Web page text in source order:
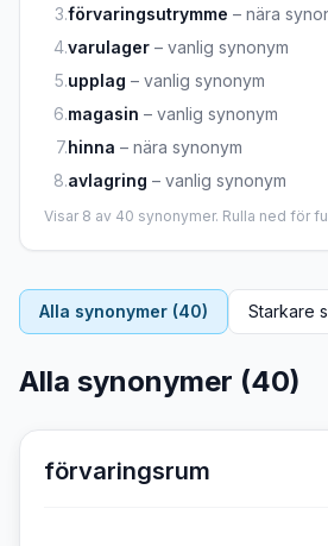
3.förvaringsutrymme – nära
4.varulager – vanlig synonym
5.upplag – vanlig synonym
6.magasin – vanlig synonym
7.hinna – nära synonym
8.avlagring – vanlig synonym
Visar 8 av 40 synonymer. Rulla ned för
Alla synonymer (40) Starkare
Alla synonymer (40)
förvaringsrum